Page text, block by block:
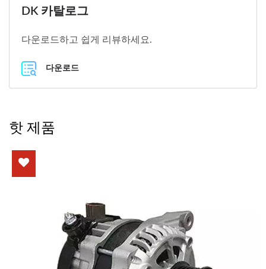
DK 카탈로그
다운로드하고 쉽게 리뷰하세요.
다운로드
핫 제품